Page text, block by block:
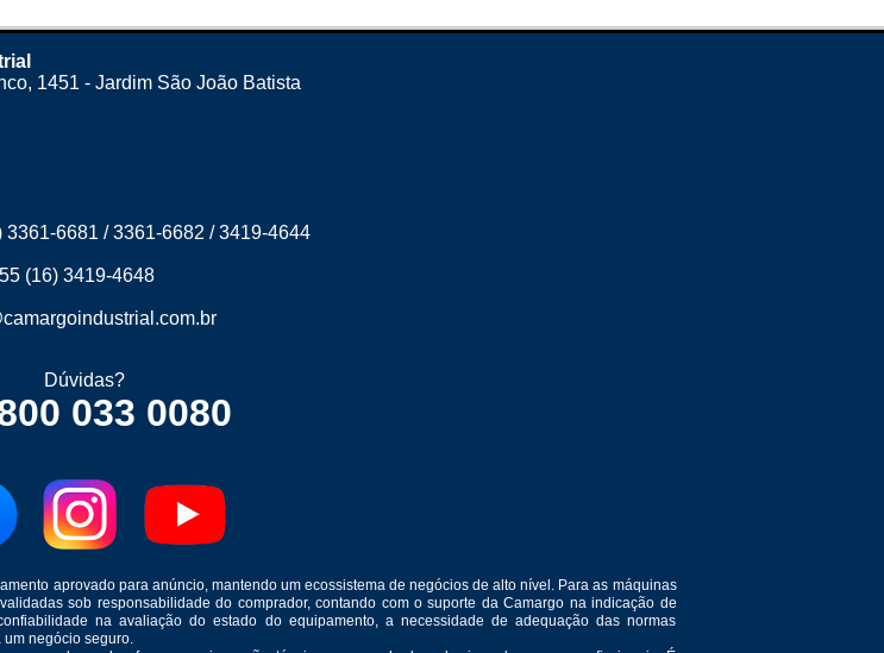
1451 - Jardim São João Batista
3361-6681 /3361-6682 /3419-4644
(16) 3419-4648
Dúvidas?
033 0080
aprovado para anúncio, mantendo um ecossistema de negócios de alto nível. Para as máquinas
sob responsabilidade do comprador, contando com o suporte da Camargo na indicação de
na avaliação do estado do equipamento, a necessidade de adequação das normas
negócio seguro.